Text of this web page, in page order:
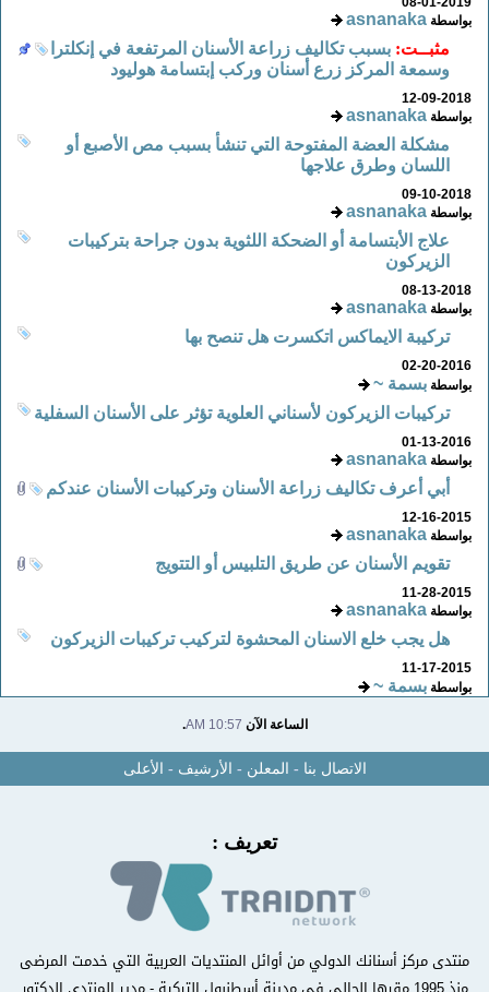
بواسطةasnanaka
مثبــت: بسبب تكاليف زراعة الأسنان المرتفعة في إنكلترا
وسمعة المركز زرع أسنان وركب إبتسامة هوليود
12-09-2018
بواسطةasnanaka
مشكلة العضة المفتوحة التي تنشأ بسبب مص الأصبع أو
اللسان وطرق علاجها
09-10-2018
بواسطةasnanaka
علاج الأبتسامة أو الضحكة اللثوية بدون جراحة بتركيبات
الزيركون
08-13-2018
بواسطةasnanaka
تركيبة الايماكس اتكسرت هل تنصح بها
02-20-2016
بواسطةبسمة ~
تركيبات الزيركون لأسناني العلوية تؤثر على الأسنان السفلية
01-13-2016
بواسطةasnanaka
أبي أعرف تكاليف زراعة الأسنان وتركيبات الأسنان عندكم
12-16-2015
بواسطةasnanaka
تقويم الأسنان عن طريق التلبيس أو التتويج
11-28-2015
بواسطةasnanaka
هل يجب خلع الاسنان المحشوة لتركيب تركيبات الزيركون
11-17-2015
بواسطةبسمة ~
الساعة الآن10:57 AM
.
الاتصال بنا-المعلن-الأرشيف -الأعلى
تعريف :
منتدى مركز أسنانك الدولي من أوائل المنتديات العربية التي خدمت المرضى